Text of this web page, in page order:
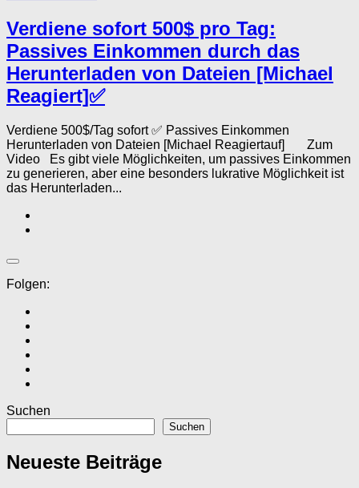
Verdiene sofort 500$ pro Tag:
Passives Einkommen durch das
Herunterladen von Dateien [Michael
Reagiert]✅
Verdiene 500$/Tag sofort ✅ Passives Einkommen
Herunterladen von Dateien [Michael Reagiertauf] Zum
Video Es gibt viele Möglichkeiten, um passives Einkommen
zu generieren, aber eine besonders lukrative Möglichkeit ist
das Herunterladen...
Folgen:
Suchen
Suchen
Neueste Beiträge